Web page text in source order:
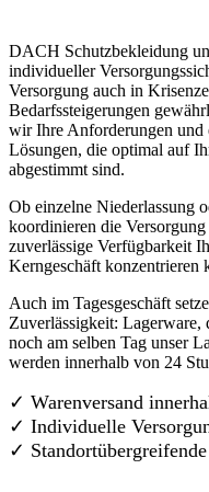
DACH Schutzbekleidung
individueller
Versorgung auch in
Bedarfssteigerungen
wir Ihre Anforderungen und
Lösungen, die optimal auf
abgestimmt sind.
Ob einzelne Niederlassung
koordinieren die
zuverlässige Verfügbarkeit
Kerngeschäft konzentrieren
Auch im Tagesgeschäft
Zuverlässigkeit:
noch am selben Tag unser
werden innerhalb von 24
✓ Warenversand
✓ Individuelle
✓